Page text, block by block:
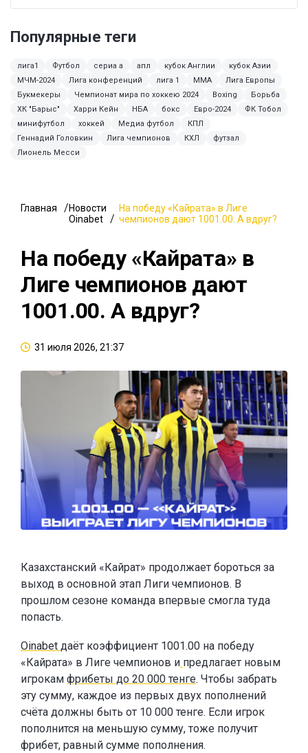
Популярные теги
лига1 Футбол сериа а апл кубок Англии
кубок Азии
МЧМ-2024
Лига конференций лига 1 ММА
Лига Европы
Букмекеры
Чемпионат мира по хоккею 2024 Boxing
Борьба
ХК "Барыс"
Харри Кейн НБА бокс Евро-2024
ФК Тобол
минифутбол
хоккей Медиа футбол
КПЛ
Геннадий Головкин
Лига чемпионов КХЛ
футзал
Лионель Месси
Главная
Новости
Oinabet
На победу «Кайрата» в Лиге
чемпионов дают 1001.00. А вдруг?
На победу «Кайрата» в
Лиге чемпионов дают
1001.00. А вдруг?
31 июля 2026, 21:37
Казахстанский «Кайрат» продолжает бороться за
выход в основной этап Лиги чемпионов. В
прошлом сезоне команда впервые смогла туда
попасть.
Oinabet даёт коэффициент 1001.00 на победу
«Кайрата» в Лиге чемпионов и предлагает новым
игрокам фрибеты до 20 000 тенге. Чтобы забрать
эту сумму, каждое из первых двух пополнений
счёта должны быть от 10 000 тенге. Если игрок
пополнится на меньшую сумму, тоже получит
фрибет, равный сумме пополнения.